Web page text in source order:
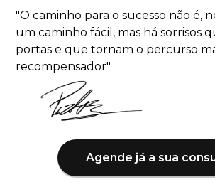
"O caminho para o sucesso não é,
um caminho fácil, mas há sorrisos
portas e que tornam o percurso
recompensador"
Agende já a sua